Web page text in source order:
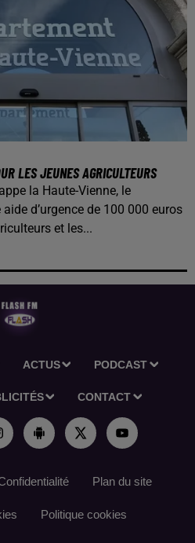
LES JEUNES AGRICULTEURS
la Haute-Vienne, le
d’urgence de 100 000 euros
et les...
ACTUS PODCAST
CONTACT
Plan du site
Politique cookies